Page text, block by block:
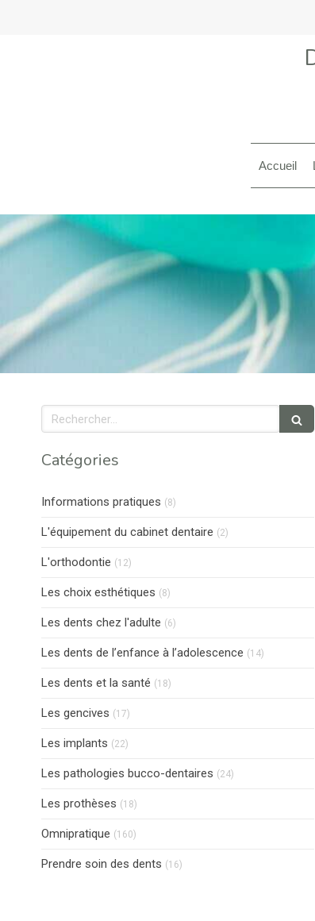
Accueil
Rechercher
Catégories
Informations pratiques (8)
L'équipement du cabinet dentaire (2)
L'orthodontie (12)
Les choix esthétiques (8)
Les dents chez l'adulte (6)
Les dents de l’enfance à l’adolescence (14)
Les dents et la santé (18)
Les gencives (17)
Les implants (22)
Les pathologies bucco-dentaires (24)
Les prothèses (18)
Omnipratique (160)
Prendre soin des dents (16)